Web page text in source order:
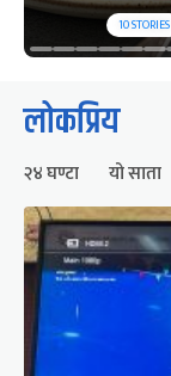
10STORIES
लोकप्रिय
२४ घण्टा यो साता